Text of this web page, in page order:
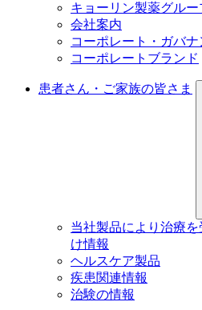
キョーリン製薬グル
会社案内
コーポレート・ガバナ
コーポレートブランド
患者さん・ご家族の皆さま
当社製品により治療
け情報
ヘルスケア製品
疾患関連情報
治験の情報